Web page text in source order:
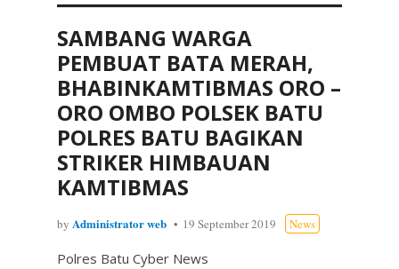
SAMBANG WARGA
PEMBUAT BATA MERAH,
BHABINKAMTIBMAS ORO –
ORO OMBO POLSEK BATU
POLRES BATU BAGIKAN
STRIKER HIMBAUAN
KAMTIBMAS
by Administrator web 19 September 2019 News
Polres Batu Cyber News